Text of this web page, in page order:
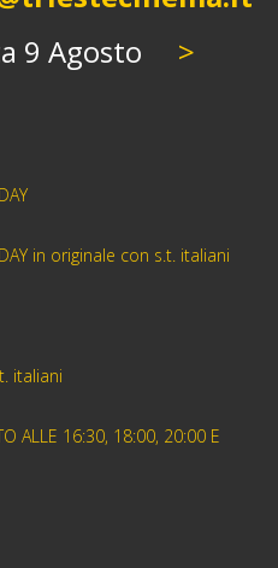
9 Agosto >
in originale con s.t. italiani
italiani
ALLE 16:30, 18:00, 20:00 E